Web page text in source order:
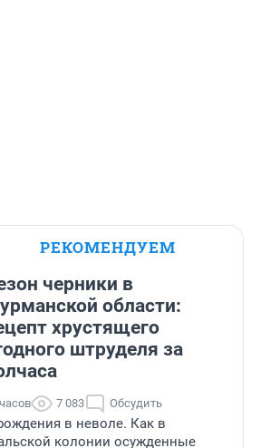
РЕКОМЕНДУЕМ
черники в
области:
хрустящего
штруделя за
7 083 Обсудить
в неволе. Как в
колонии осужденные